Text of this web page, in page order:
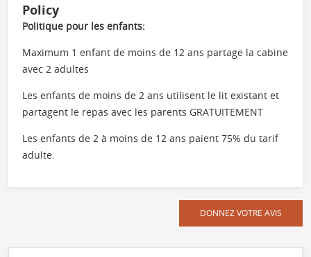
Policy
Politique pour les enfants:
Maximum 1 enfant de moins de 12 ans partage la cabine
avec 2 adultes
Les enfants de moins de 2 ans utilisent le lit existant et
partagent le repas avec les parents GRATUITEMENT
Les enfants de 2 à moins de 12 ans paient 75% du tarif
adulte.
DONNEZ VOTRE AVIS